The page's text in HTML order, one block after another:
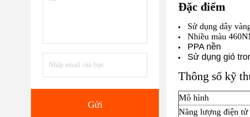
Gửi
Đặc điểm
Sử dụng dây
Nhiều màu
PPA nền
Sử dụng gió
Thông số kỹ
Mô hình
Năng lượng điện tử